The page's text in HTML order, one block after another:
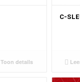
Toon details
C-